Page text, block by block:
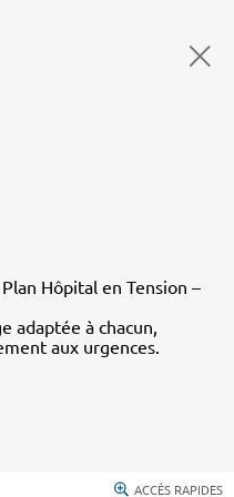
Hôpital en Tension –
adaptée à chacun,
aux urgences.
ACCÈS RAPIDES